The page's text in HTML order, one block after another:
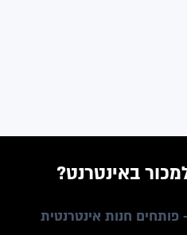
באינטרנט?
פותחים חנות אינטרנטית